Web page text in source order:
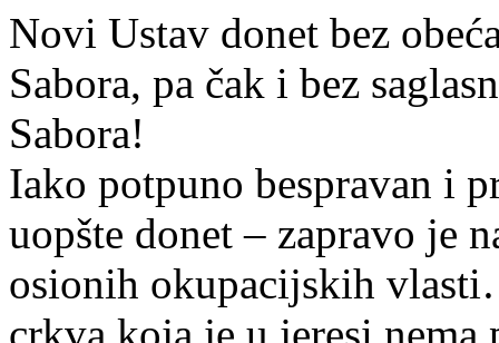
Novi Ustav donet bez
Sabora, pa čak i bez
Sabora!
Iako potpuno bespravan i
uopšte donet – zapravo je
osionih okupacijskih
crkva koja je u jeresi